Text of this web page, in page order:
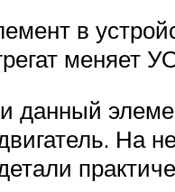
в
меняет
данный
На